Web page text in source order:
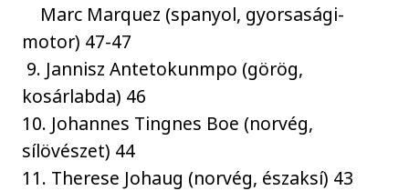
Marc Marquez (spanyol, gyorsasági-
motor) 47-47
9. Jannisz Antetokunmpo (görög,
kosárlabda) 46
10. Johannes Tingnes Boe (norvég,
sílövészet) 44
11. Therese Johaug (norvég, északsí) 43